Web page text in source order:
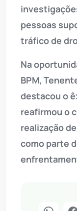
pessoas
tráfico de
Na
BPM,
destacou o
reafirmou o
realização
como parte